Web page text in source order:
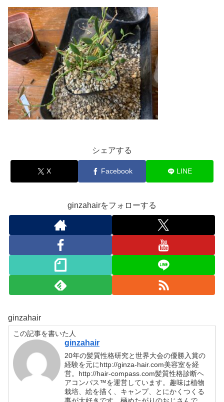
シェアする
X Facebook LINE
ginzahairをフォローする
ginzahair
この記事を書いた人
ginzahair
20年の髪質性格研究と世界大会の優勝入賞の
経験を元にhttp://ginza-hair.com美容室を経
営。http://hair-compass.com髪質性格診断ヘ
アコンパス™︎を運営しています。趣味は植物
栽培、絵を描く、キャンプ、とにかくつくる